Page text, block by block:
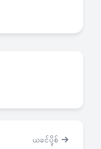
ယခင်ပို့စ်